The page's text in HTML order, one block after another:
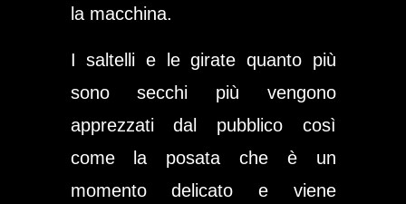
la macchina.
I saltelli e le girate quanto più
sono secchi più vengono
apprezzati dal pubblico così
come la posata che è un
momento delicato e viene